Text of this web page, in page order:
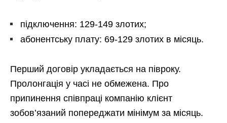
підключення: 129-149 злотих;
абонентську плату: 69-129 злотих в місяць.
Перший договір укладається на півроку.
Пролонгація у часі не обмежена. Про
припинення співпраці компанію клієнт
зобов’язаний попереджати мінімум за місяць.